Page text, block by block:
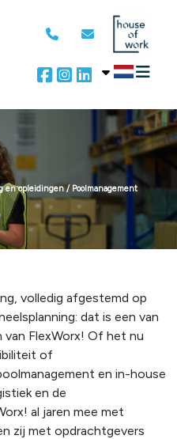
en opleidingen / Poolmanagement
volledig afgestemd op
dat is een van
FlexWorx! Of het nu
of
en in-house
en de
al jaren mee met
zij met opdrachtgevers